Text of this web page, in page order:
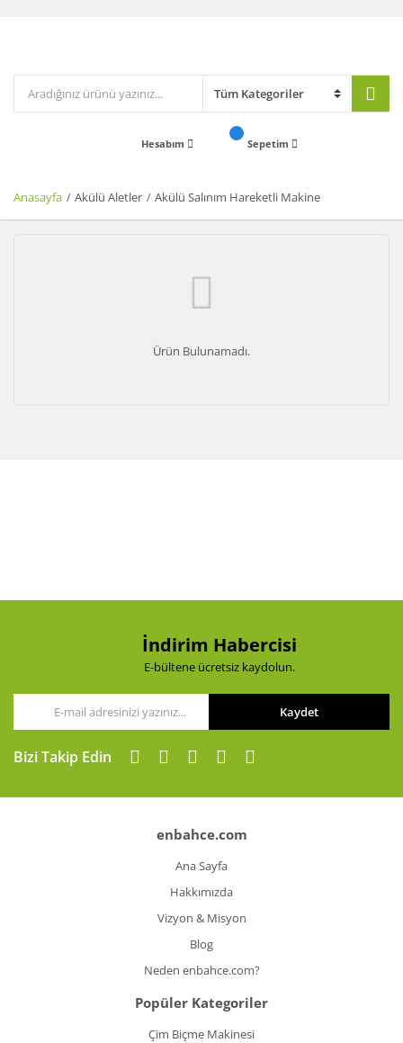
Hesabım Sepetim
Anasayfa Akülü Aletler Akülü Salınım Hareketli Makine
Ürün Bulunamadı.
İndirim Habercisi
E-bültene ücretsiz kaydolun.
Kaydet
Bizi Takip Edin
enbahce.com
Ana Sayfa
Hakkımızda
Vizyon & Misyon
Blog
Neden enbahce.com?
Popüler Kategoriler
Çim Biçme Makinesi